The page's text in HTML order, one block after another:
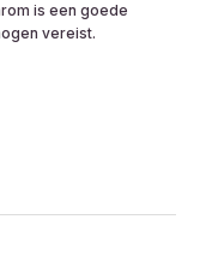
is een goede
vereist.